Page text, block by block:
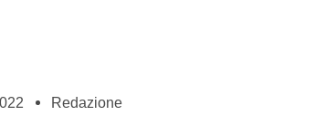
Redazione